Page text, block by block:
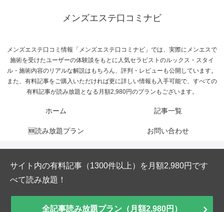
メンズエステ口コミナビ
メンズエステ口コミ情報「メンズエステ口コミナビ」では、実際にメンエスで
施術を受けたユーザーの体験談をもとに人気セラピストのルックス・スタイ
ル・施術内容のリアルな解説はもちろん、評判・レビューも公開しています。
また、有料記事をご購入いただければ更に詳しい情報も入手可能で、すべての
有料記事が読み放題となる月額2,980円のプランもございます。
ホーム 記事一覧
🆕読み放題プラン お問い合わせ
サイト内の有料記事（1300件以上）を月額2,980円です
べて読み放題！
全記事読み放題プラン（月額2,980円）